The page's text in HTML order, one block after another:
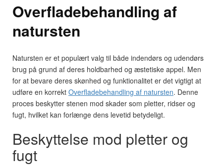
Overfladebehandling af
natursten
Natursten er et populært valg til både indendørs og udendørs
brug på grund af deres holdbarhed og æstetiske appel. Men
for at bevare deres skønhed og funktionalitet er det vigtigt at
udføre en korrekt Overfladebehandling af natursten. Denne
proces beskytter stenen mod skader som pletter, ridser og
fugt, hvilket kan forlænge dens levetid betydeligt.
Beskyttelse mod pletter og
fugt